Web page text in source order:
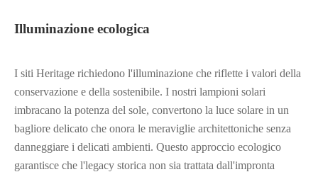
Illuminazione ecologica
I siti Heritage richiedono l'illuminazione che riflette i valori della
conservazione e della sostenibile. I nostri lampioni solari
imbracano la potenza del sole, convertono la luce solare in un
bagliore delicato che onora le meraviglie architettoniche senza
danneggiare i delicati ambienti. Questo approccio ecologico
garantisce che l'legacy storica non sia trattata dall'impronta